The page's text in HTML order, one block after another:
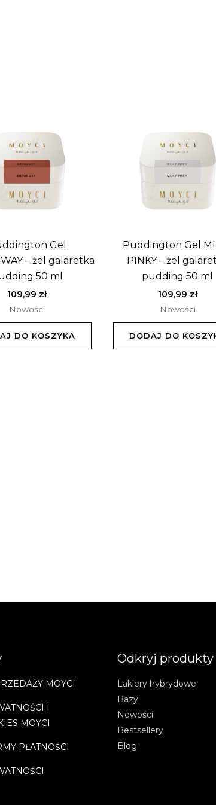
Gel
– żel galaretka
50 ml
109,99 zł
Nowości
DO KOSZYKA
Puddington Gel
PINKY – żel
pudding 50 ml
109,99 zł
Nowości
DODAJ DO
MOYCI
I
MOYCI
PŁATNOŚCI
Odkryj produkty
Lakiery hybrydowe
Bazy
Nowości
Bestsellery
Blog